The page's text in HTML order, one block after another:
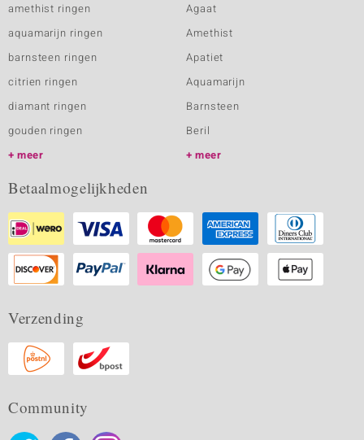
amethist ringen
aquamarijn ringen
barnsteen ringen
citrien ringen
diamant ringen
gouden ringen
meer
Agaat
Amethist
Apatiet
Aquamarijn
Barnsteen
Beril
meer
Betaalmogelijkheden
Verzending
Community